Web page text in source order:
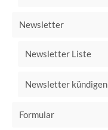
Newsletter
Newsletter Liste
Newsletter kündigen
Formular